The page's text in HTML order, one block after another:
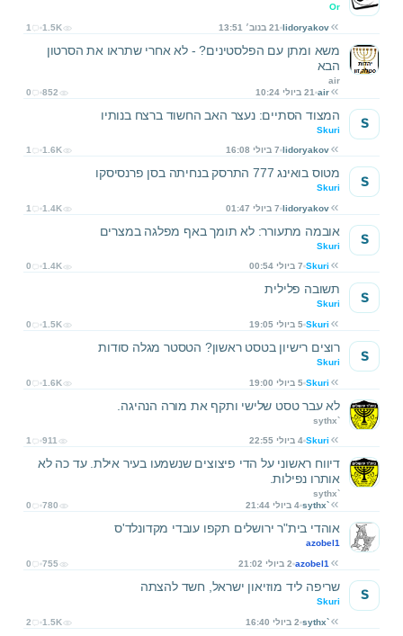
Or
lidoryakov 21 בנוב׳ 13:51 1 1.5K
משא ומתן עם הפלסטינים? - לא אחרי שתראו את הסרטון
הבא
air
air 21 ביולי 10:24 0 852
המצוד הסתיים: נעצר האב החשוד ברצח בנותיו
Skuri
lidoryakov 7 ביולי 16:08 1 1.6K
S
מטוס בואינג 777 התרסק בנחיתה בסן פרנסיסקו
Skuri
lidoryakov 7 ביולי 01:47 1 1.4K
S
אובמה מתעורר: לא תומך באף מפלגה במצרים
Skuri
Skuri 7 ביולי 00:54 0 1.4K
S
תשובה פלילית
Skuri
Skuri 5 ביולי 19:05 0 1.5K
S
רוצים רישיון בטסט ראשון? הטסטר מגלה סודות
Skuri
Skuri 5 ביולי 19:00 0 1.6K
S
לא עבר טסט שלישי ותקף את מורה הנהיגה.
sythx`
Skuri 4 ביולי 22:55 1 911
דיווח ראשוני על הדי פיצוצים שנשמעו בעיר אילת. עד כה לא
אותרו נפילות.
sythx`
sythx` 4 ביולי 21:44 0 780
אוהדי בית"ר ירושלים תקפו עובדי מקדונלד'ס
azobel1
azobel1 2 ביולי 21:02 0 755
שריפה ליד מוזיאון ישראל, חשד להצתה
Skuri
sythx` 2 ביולי 16:40 2 1.5K
S